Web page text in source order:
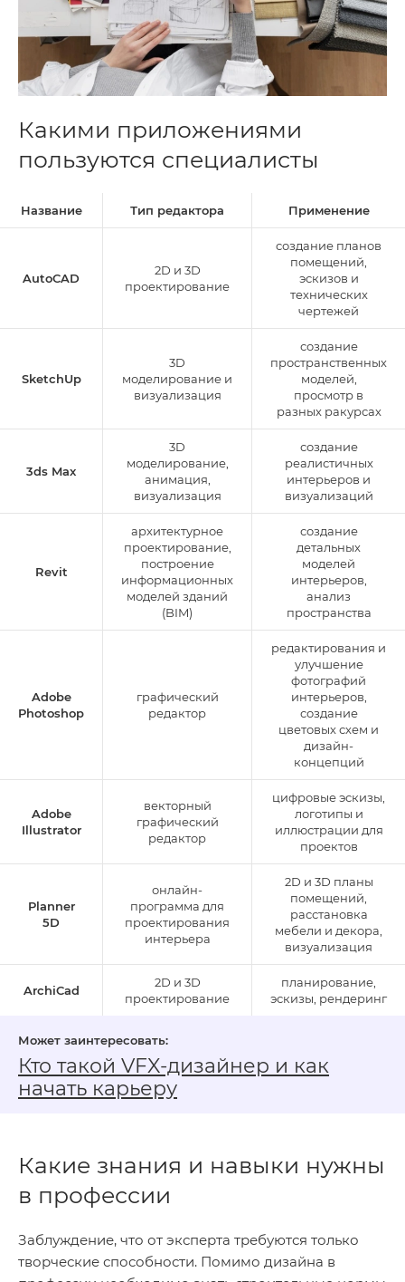
Какими приложениями
пользуются специалисты
Название Тип редактора Применение
AutoCAD
2D и 3D
проектирование
создание планов
помещений,
эскизов и
технических
чертежей
SketchUp
3D
моделирование и
визуализация
создание
пространственных
моделей,
просмотр в
разных ракурсах
3ds Max
3D
моделирование,
анимация,
визуализация
создание
реалистичных
интерьеров и
визуализаций
Revit
архитектурное
проектирование,
построение
информационных
моделей зданий
(BIM)
создание
детальных
моделей
интерьеров,
анализ
пространства
Adobe
Photoshop
графический
редактор
редактирования и
улучшение
фотографий
интерьеров,
создание
цветовых схем и
дизайн-
концепций
Adobe
Illustrator
векторный
графический
редактор
цифровые эскизы,
логотипы и
иллюстрации для
проектов
Planner
5D
онлайн-
программа для
проектирования
интерьера
2D и 3D планы
помещений,
расстановка
мебели и декора,
визуализация
ArchiCad
2D и 3D
проектирование
планирование,
эскизы, рендеринг
Кто такой VFX‑дизайнер и как
начать карьеру
Какие знания и навыки нужны
в профессии
Заблуждение, что от эксперта требуются только
творческие способности. Помимо дизайна в